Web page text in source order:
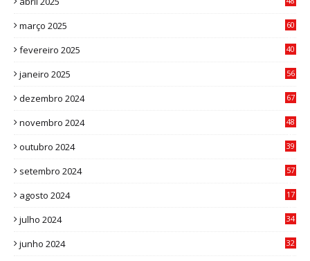
março 2025
60
fevereiro 2025
40
janeiro 2025
56
dezembro 2024
67
novembro 2024
48
outubro 2024
39
setembro 2024
57
agosto 2024
17
julho 2024
34
junho 2024
32